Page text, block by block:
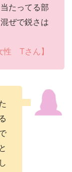
たってる部
ぜで鋭さは
性 Tさん】